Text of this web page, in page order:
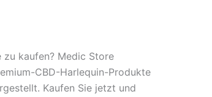
zu kaufen? Medic Store
CBD-Harlequin-Produkte
Kaufen Sie jetzt und